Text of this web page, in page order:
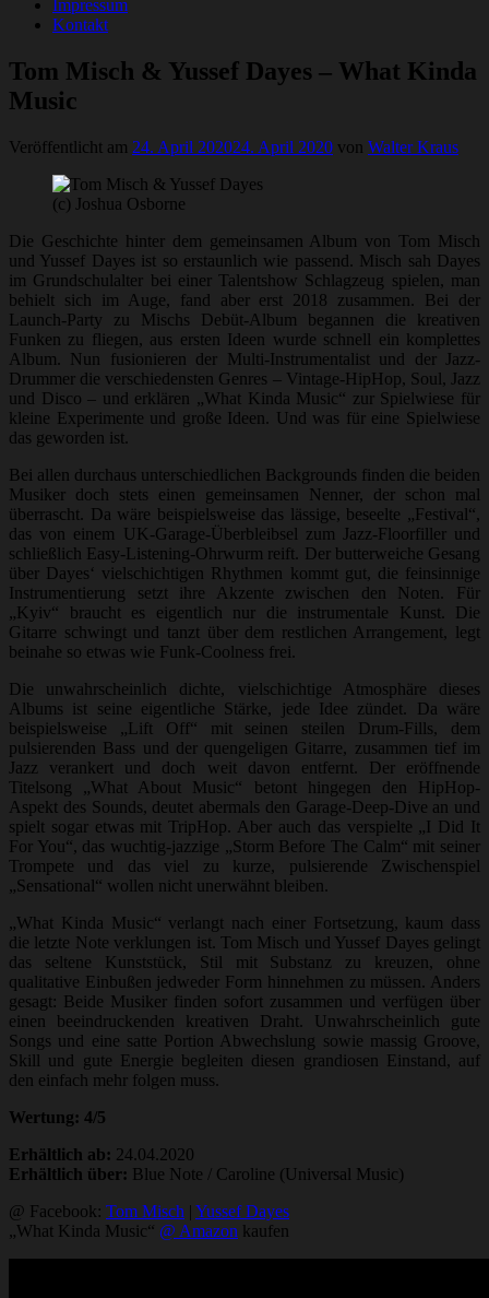
Impressum
Kontakt
Tom Misch & Yussef Dayes – What Kinda
Music
Veröffentlicht am 24. April 202024. April 2020 von Walter Kraus
(c) Joshua Osborne
Die Geschichte hinter dem gemeinsamen Album von Tom Misch
und Yussef Dayes ist so erstaunlich wie passend. Misch sah Dayes
im Grundschulalter bei einer Talentshow Schlagzeug spielen, man
behielt sich im Auge, fand aber erst 2018 zusammen. Bei der
Launch-Party zu Mischs Debüt-Album begannen die kreativen
Funken zu fliegen, aus ersten Ideen wurde schnell ein komplettes
Album. Nun fusionieren der Multi-Instrumentalist und der Jazz-
Drummer die verschiedensten Genres – Vintage-HipHop, Soul, Jazz
und Disco – und erklären „What Kinda Music“ zur Spielwiese für
kleine Experimente und große Ideen. Und was für eine Spielwiese
das geworden ist.
Bei allen durchaus unterschiedlichen Backgrounds finden die beiden
Musiker doch stets einen gemeinsamen Nenner, der schon mal
überrascht. Da wäre beispielsweise das lässige, beseelte „Festival“,
das von einem UK-Garage-Überbleibsel zum Jazz-Floorfiller und
schließlich Easy-Listening-Ohrwurm reift. Der butterweiche Gesang
über Dayes‘ vielschichtigen Rhythmen kommt gut, die feinsinnige
Instrumentierung setzt ihre Akzente zwischen den Noten. Für
„Kyiv“ braucht es eigentlich nur die instrumentale Kunst. Die
Gitarre schwingt und tanzt über dem restlichen Arrangement, legt
beinahe so etwas wie Funk-Coolness frei.
Die unwahrscheinlich dichte, vielschichtige Atmosphäre dieses
Albums ist seine eigentliche Stärke, jede Idee zündet. Da wäre
beispielsweise „Lift Off“ mit seinen steilen Drum-Fills, dem
pulsierenden Bass und der quengeligen Gitarre, zusammen tief im
Jazz verankert und doch weit davon entfernt. Der eröffnende
Titelsong „What About Music“ betont hingegen den HipHop-
Aspekt des Sounds, deutet abermals den Garage-Deep-Dive an und
spielt sogar etwas mit TripHop. Aber auch das verspielte „I Did It
For You“, das wuchtig-jazzige „Storm Before The Calm“ mit seiner
Trompete und das viel zu kurze, pulsierende Zwischenspiel
„Sensational“ wollen nicht unerwähnt bleiben.
„What Kinda Music“ verlangt nach einer Fortsetzung, kaum dass
die letzte Note verklungen ist. Tom Misch und Yussef Dayes gelingt
das seltene Kunststück, Stil mit Substanz zu kreuzen, ohne
qualitative Einbußen jedweder Form hinnehmen zu müssen. Anders
gesagt: Beide Musiker finden sofort zusammen und verfügen über
einen beeindruckenden kreativen Draht. Unwahrscheinlich gute
Songs und eine satte Portion Abwechslung sowie massig Groove,
Skill und gute Energie begleiten diesen grandiosen Einstand, auf
den einfach mehr folgen muss.
Wertung: 4/5
Erhältlich ab: 24.04.2020
Erhältlich über: Blue Note / Caroline (Universal Music)
@ Facebook: Tom Misch | Yussef Dayes
„What Kinda Music“ @ Amazon kaufen